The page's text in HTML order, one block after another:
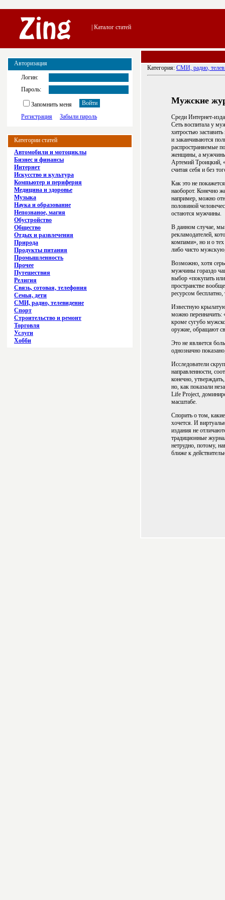
| Каталог статей
Авторизация
Логин:
Пароль:
Запомнить меня
Регистрация
Забыли пароль
Категории статей
Автомобили и мотоциклы
Бизнес и финансы
Интернет
Искусство и культура
Компьютер и периферия
Медицина и здоровье
Музыка
Наука и образование
Непознаное, магия
Обустройство
Общество
Отдых и развлечения
Природа
Продукты питания
Промышленность
Прочее
Путешествия
Религия
Связь, сотовая, телефония
Семья, дети
СМИ, радио, телевидение
Спорт
Строительство и ремонт
Торговля
Услуги
Хобби
Категория: СМИ, радио,
Мужские
Среди Интернет-
Сеть воспитала у
хитростью
и заканчиваются
распространяемые
женщины, а мужчины,
Артемий Троицкий,
считая себя и без
Как это не
наоборот. Конечно
например, можно
половиной
остаются мужчины.
В данном случае, мы
рекламодателей,
компами», но и о тех
либо чисто
Возможно, хотя
мужчины гораздо
выбор «покупать
пространстве
ресурсом бесплатно,
Известную
можно переиначить:
кроме сугубо
оружие, обращают
Это не является
однозначно
Исследователи
направленности,
конечно,
но, как показали
Life Project,
масштабе.
Спорить о том,
хочется. И
издания не
традиционные
нетрудно, потому,
ближе к